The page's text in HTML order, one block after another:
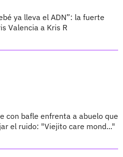
ya lleva el ADN”: la fuerte
Valencia a Kris R
con bafle enfrenta a abuelo que
el ruido: "Viejito care mond..."